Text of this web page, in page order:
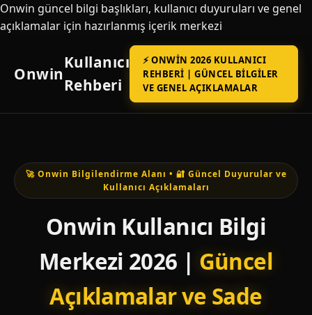
Onwin güncel bilgi başlıkları, kullanıcı duyuruları ve genel
açıklamalar için hazırlanmış içerik merkezi
Onwin
Kullanıcı
Rehberi
⚡ ONWIN 2026 KULLANICI
REHBERI | GÜNCEL BILGILER
VE GENEL AÇIKLAMALAR
🚀 Onwin Bilgilendirme Alanı • 🔐 Güncel Duyurular ve
Kullanıcı Açıklamaları
Onwin Kullanıcı Bilgi
Merkezi 2026 | Güncel
Açıklamalar ve Sade